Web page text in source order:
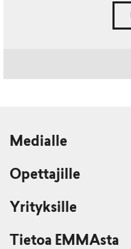
Medialle
Opettajille
Yrityksille
Tietoa EMMAsta